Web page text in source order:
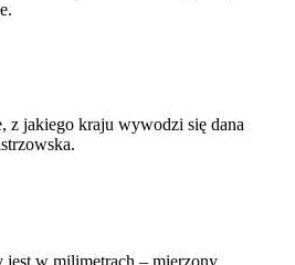
z jakiego kraju wywodzi się dana